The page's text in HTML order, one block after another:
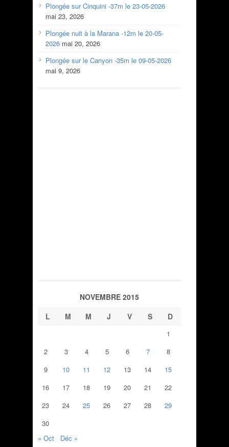
Plongée sur Cinquini -37m le 23-05-2026
mai 23, 2026
Plongée nuit à la Marana -12m le 20-05-
2026 mai 20, 2026
Plongée sur le Canyon -35m le 09-05-2026
mai 9, 2026
NOVEMBRE 2015
L
M M J V S D
1
2
3 4 5 6 7
8
9
10 11 12 13 14
15
16
17 18 19 20 21
22
23
24 25 26 27 28
29
30
« Oct
Déc »